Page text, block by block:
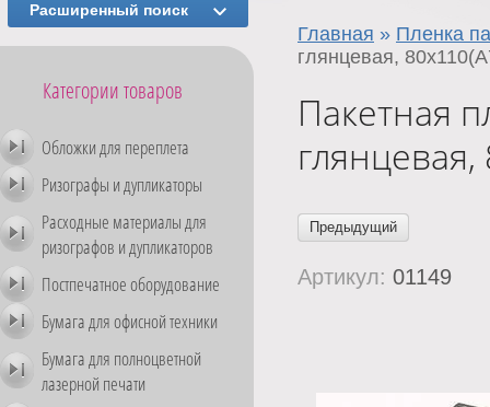
Главная » Пленка
глянцевая,
Пакетная
Предыдущий
Артикул: 01149
Расширенный поиск
Категории товаров
Обложки для переплета
Ризографы и дупликаторы
Расходные материалы для
ризографов и дупликаторов
Постпечатное оборудование
Бумага для офисной техники
Бумага для полноцветной
лазерной печати